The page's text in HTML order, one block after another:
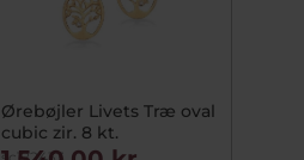
Ørebøjler Livets Træ oval
cubic zir. 8 kt.